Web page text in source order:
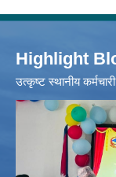
Highlight
उत्‍कृष्ट स्थानीय